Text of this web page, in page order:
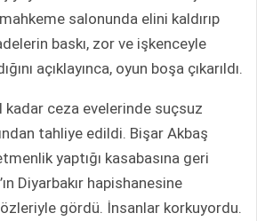
salonunda elini kaldırıp
baskı, zor ve işkenceyle
açıklayınca, oyun boşa çıkarıldı.
kadar ceza evelerinde suçsuz
tahliye edildi. Bişar Akbaş
yaptığı kasabasına geri
Diyarbakır hapishanesine
gördü. İnsanlar korkuyordu.